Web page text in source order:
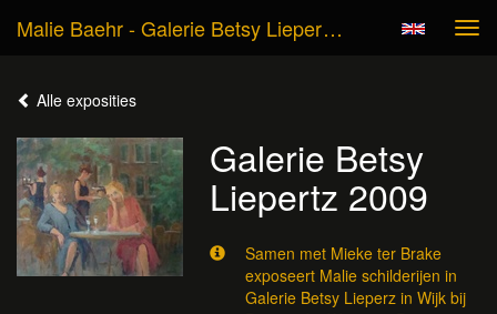
Malie Baehr - Galerie Betsy Liepertz 2009
Alle exposities
Galerie Betsy
Liepertz 2009
Samen met Mieke ter Brake
exposeert Malie schilderijen in
Galerie Betsy Lieperz in Wijk bij